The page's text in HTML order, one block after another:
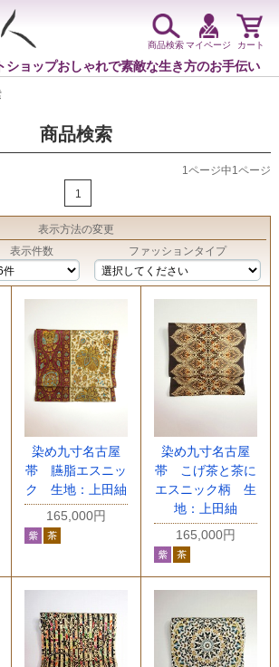
ショップおしゃれで素敵な生き方のお手伝い
商品検索マイページ カート
商品検索
1ページ中1ページ
1
表示方法の変更
表示件数 ファッションタイプ
染め九寸名古屋
帯 臙脂エスニッ
ク 生地：上田紬
165,000円
染め九寸名古屋
帯 こげ茶と茶に
エスニック柄 生
地：上田紬
165,000円